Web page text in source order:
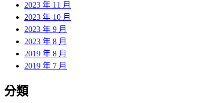
2023 年 11 月
2023 年 10 月
2023 年 9 月
2023 年 8 月
2019 年 8 月
2019 年 7 月
分類